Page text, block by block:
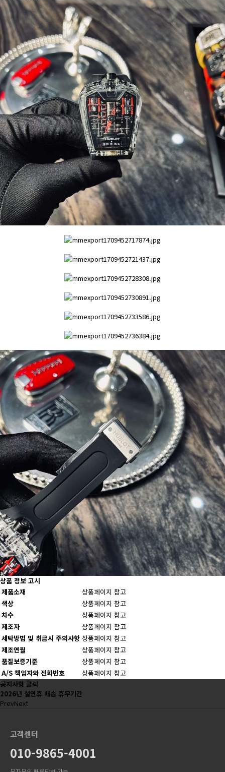
상품 정보 고시
제품소재
상품페이지 참고
색상
상품페이지 참고
치수
상품페이지 참고
제조자
상품페이지 참고
세탁방법 및 취급시 주의사항 상품페이지 참고
제조연월
상품페이지 참고
품질보증기준
상품페이지 참고
A/S 책임자와 전화번호
상품페이지 참고
공지사항 클릭
2026년 설연휴 배송 휴무기간
PrevNext
고객센터
010-9865-4001